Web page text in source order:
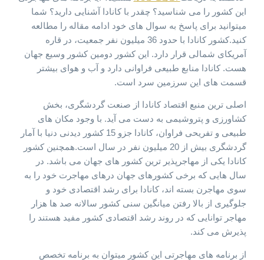
این کشور را می شناسید؟ چقدر با کانادا آشنایی دارید؟ شما
میتوانید برای پاسخ به سوال های خود ادامه مقاله را مطالعه
کنید.کشور کانادا با حدود 36 میلیون نفر جمعیت، در قاره
آمریکای شمالی قرار دارد. این کشور دومین کشور وسیع جهان
هست. کانادا منابع طبیعی فراوانی دارد و آب و هوای بیشتر
قسمت های این سرزمین سرد است.
اصلی ترین منبع اقتصاد کانادا از صنعت گردشگری، بخش
کشاورزی و پتروشیمی به دست می آید. با وجود مکان های
طبیعی و تفریحی فراوان، کانادا جزو 15 کشور دیدنی دنیا با آمار
گردشگری بیش از 20 میلیون نفر در سال است.همچنین کشور
کانادا یکی از مهاجرپذیر ترین کشور های جهان می باشد. در
سال هایی که برخی کشورهای جهان درهای مهاجرت خود را به
سوی مهاجرن بسته اند، کانادا برای رشد اقتصادی خود و
جلوگیری از بالا رفتن میانگین سنی کشور سالانه صد ها هزار
مهاجر توانایی که در روند رشد اقتصادی کشور مفید هستند را
پذیرش می کند.
از برنامه های مهاجرتی این کشور میتوان به برنامه تخصص